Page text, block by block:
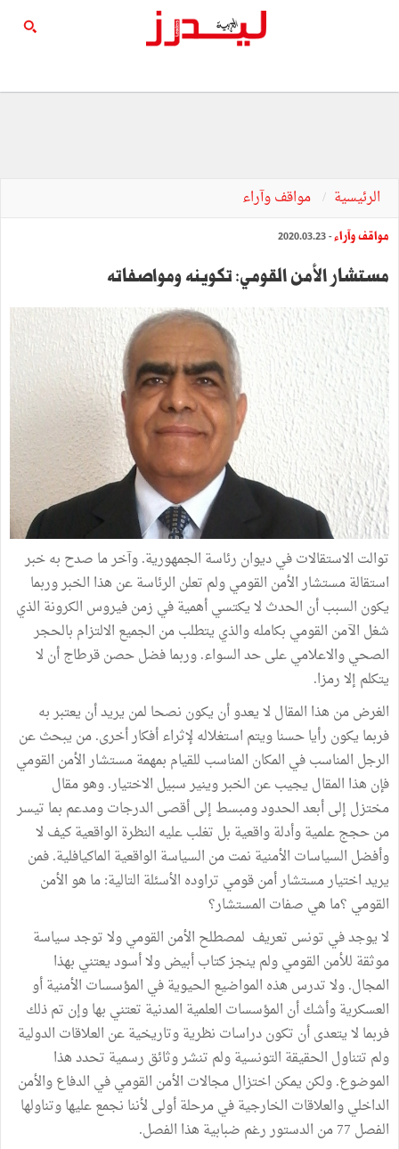
الرئيسية مواقف وآراء
مواقف وآراء- 2020.03.23
مستشار الأمن القومي: تكوينه ومواصفاته
توالت الاستقالات في ديوان رئاسة الجمهورية. وآخر ما صدح به خبر
استقالة مستشار الأمن القومي ولم تعلن الرئاسة عن هذا الخبر وربما
يكون السبب أن الحدث لا يكتسي أهمية في زمن فيروس الكرونة الذي
شغل الآمن القومي بكامله والذي يتطلب من الجميع الالتزام بالحجر
الصحي والاعلامي على حد السواء. وربما فضل حصن قرطاج أن لا
يتكلم إلا رمزا.
الغرض من هذا المقال لا يعدو أن يكون نصحا لمن يريد أن يعتبر به
فربما يكون رأيا حسنا ويتم استغلاله لإثراء أفكار أخرى. من يبحث عن
الرجل المناسب في المكان المناسب للقيام بمهمة مستشار الأمن القومي
فإن هذا المقال يجيب عن الخبر وينير سبيل الاختيار. وهو مقال
مختزل إلى أبعد الحدود ومبسط إلى أقصى الدرجات ومدعم بما تيسر
من حجج علمية وأدلة واقعية بل تغلب عليه النظرة الواقعية كيف لا
وأفضل السياسات الأمنية نمت من السياسة الواقعية الماكيافلية. فمن
يريد اختيار مستشار أمن قومي تراوده الأسئلة التالية: ما هو الأمن
القومي ؟ما هي صفات المستشار؟
لا يوجد في تونس تعريف لمصطلح الأمن القومي ولا توجد سياسة
موثقة للأمن القومي ولم ينجز كتاب أبيض ولا أسود يعتني بهذا
المجال. ولا تدرس هذه المواضيع الحيوية في المؤسسات الأمنية أو
العسكرية وأشك أن المؤسسات العلمية المدنية تعتني بها وإن تم ذلك
فربما لا يتعدى أن تكون دراسات نظرية وتاريخية عن العلاقات الدولية
ولم تتناول الحقيقة التونسية ولم تنشر وثائق رسمية تحدد هذا
الموضوع. ولكن يمكن اختزال مجالات الأمن القومي في الدفاع والأمن
الداخلي والعلاقات الخارجية في مرحلة أولى لأننا نجمع عليها وتناولها
الفصل 77 من الدستور رغم ضبابية هذا الفصل.